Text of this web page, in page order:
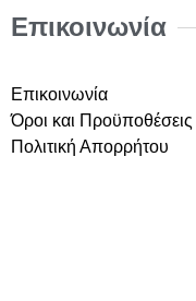
Επικοινωνία
Επικοινωνία
Όροι και Προϋποθέσεις
Πολιτική Απορρήτου